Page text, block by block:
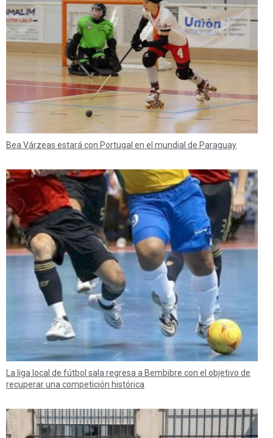
Bea Várzeas estará con Portugal en el mundial de Paraguay
La liga local de fútbol sala regresa a Bembibre con el objetivo de
recuperar una competición histórica